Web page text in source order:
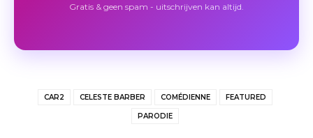
Gratis & geen spam - uitschrijven kan altijd.
CAR2 CELESTE BARBER COMÉDIENNE FEATURED
PARODIE